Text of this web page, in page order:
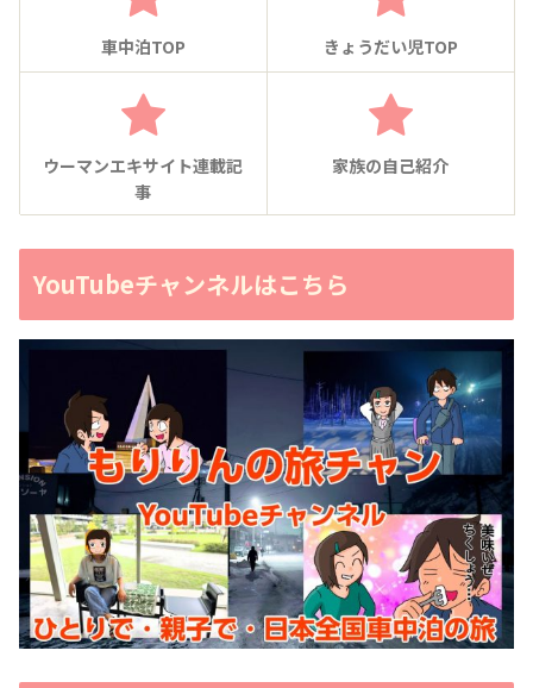
車中泊TOP きょうだい児TOP
ウーマンエキサイト連載記
事
家族の自己紹介
YouTubeチャンネルはこちら